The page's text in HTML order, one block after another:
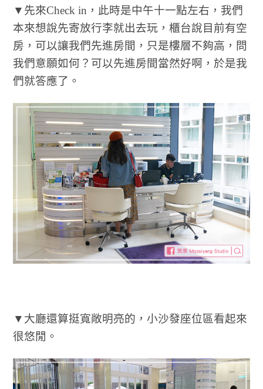
▼先來Check in，此時是中午十一點左右，我們
本來想說先寄放行李就出去玩，櫃台說目前有空
房，可以讓我們先進房間，只是樓層不夠高，問
我們意願如何？可以先進房間當然好啊，於是我
們就答應了。
▼大廳還算挺寬敞明亮的，小沙發座位區看起來
很悠閒。